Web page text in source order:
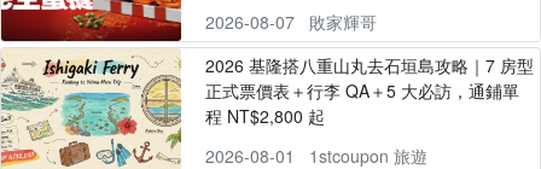
2026-08-07
敗家輝哥
2026 基隆搭八重山丸去石垣島攻略｜7 房型
正式票價表＋行李 QA＋5 大必訪，通鋪單
程 NT$2,800 起
2026-08-01
1stcoupon 旅遊